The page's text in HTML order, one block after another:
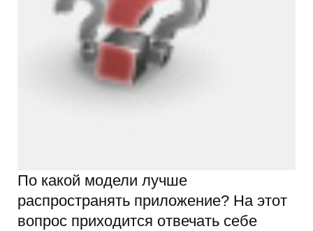
По какой модели лучше
распространять приложение? На этот
вопрос приходится отвечать себе